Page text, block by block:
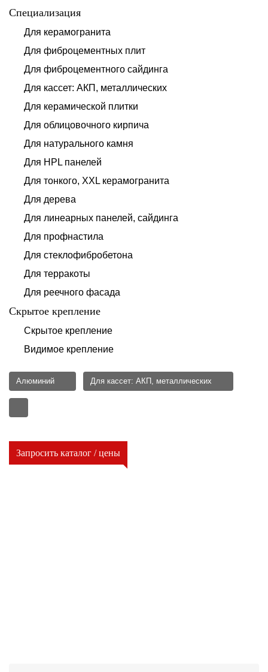
Специализация
Для керамогранита
Для фиброцементных плит
Для фиброцементного сайдинга
Для кассет: АКП, металлических
Для керамической плитки
Для облицовочного кирпича
Для натурального камня
Для HPL панелей
Для тонкого, XXL керамогранита
Для дерева
Для линеарных панелей, сайдинга
Для профнастила
Для стеклофибробетона
Для терракоты
Для реечного фасада
Скрытое крепление
Скрытое крепление
Видимое крепление
Алюминий Для кассет: АКП, металлических
Запросить каталог / цены